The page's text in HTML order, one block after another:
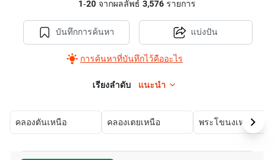
1-20 จากผลลัพธ์ 3,576 รายการ
บันทึกการค้นหา
การค้นหาที่บันทึกไว้คืออะไร
แบ่งปัน
เรียงลำดับ แนะนำ
คลองตันเหนือ คลองเตยเหนือ พระโขนงเหนือ